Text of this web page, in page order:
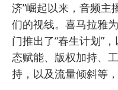
济”崛起以来，音频主
们的视线。喜马拉雅
门推出了“春生计划”
态赋能、版权加持、
持，以及流量倾斜等